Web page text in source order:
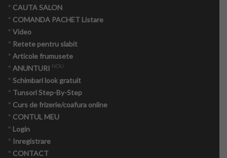
* CAUTA SALON
* COMANDA PACHET Listare
* Video
* Retete pentru slabit
* Articole frumusete
* ANUNTURI NOU
* Schimbari look gratuit
* Tunsori Step-By-Step
* Curs de frizerie/coafura online
* CONTUL MEU
* Login
* Inregistrare
* CONTACT